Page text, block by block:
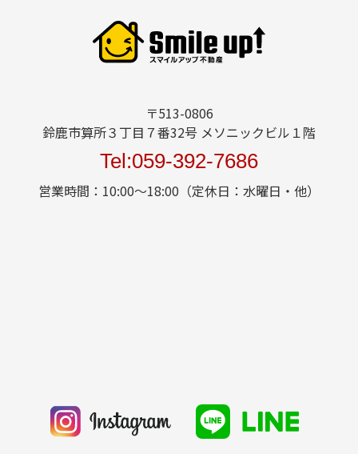
〒513-0806
鈴鹿市算所３丁目７番32号 メソニックビル１階
Tel:059-392-7686
営業時間：10:00～18:00（定休日：水曜日・他）